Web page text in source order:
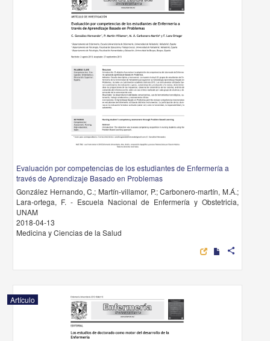
Evaluación por competencias de los estudiantes de Enfermería a
través de Aprendizaje Basado en Problemas
González Hernando, C.; Martín-villamor, P.; Carbonero-martín, M.Á.;
Lara-ortega, F. - Escuela Nacional de Enfermería y Obstetricia,
UNAM
2018-04-13
Medicina y Ciencias de la Salud
share
Artículo